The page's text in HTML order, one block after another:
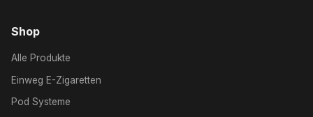
Shop
Alle Produkte
Einweg E-Zigaretten
Pod Systeme